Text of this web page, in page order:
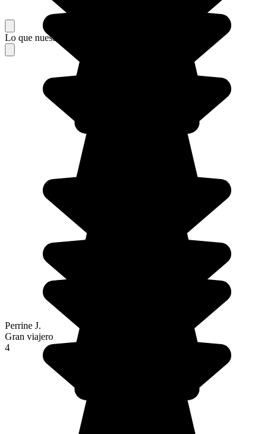
Lo que nuestros viajeros piensan de su estancia
Perrine J.
Gran viajero
4